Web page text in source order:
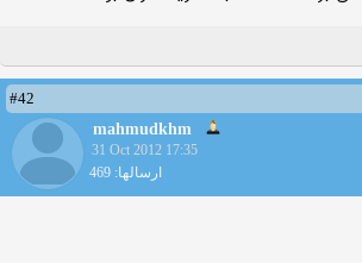
#42
mahmudkhm
31 Oct 2012 17:35
ارسالها: 469